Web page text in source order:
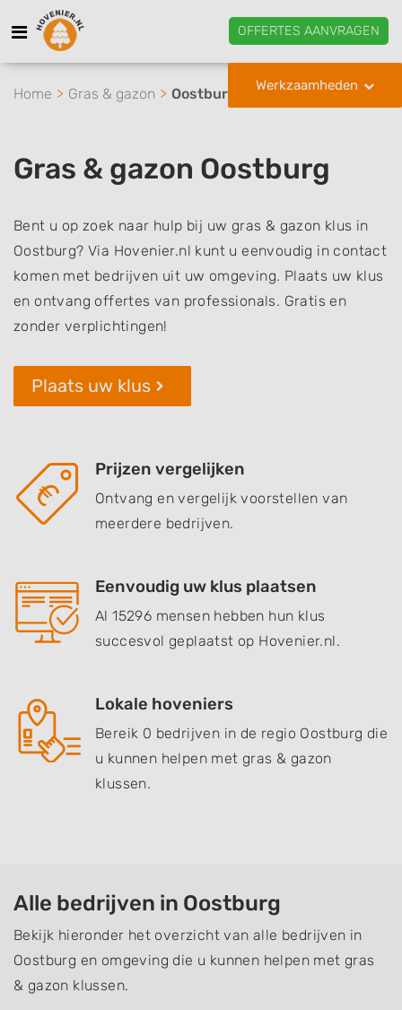
OFFERTES AANVRAGEN
Werkzaamheden
Home Gras & gazon Oostburg
Gras & gazon Oostburg
Bent u op zoek naar hulp bij uw gras & gazon klus in
Oostburg? Via Hovenier.nl kunt u eenvoudig in contact
komen met bedrijven uit uw omgeving. Plaats uw klus
en ontvang offertes van professionals. Gratis en
zonder verplichtingen!
Plaats uw klus
Prijzen vergelijken
Ontvang en vergelijk voorstellen van
meerdere bedrijven.
Eenvoudig uw klus plaatsen
Al 15296 mensen hebben hun klus
succesvol geplaatst op Hovenier.nl.
Lokale hoveniers
Bereik 0 bedrijven in de regio Oostburg die
u kunnen helpen met gras & gazon
klussen.
Alle bedrijven in Oostburg
Bekijk hieronder het overzicht van alle bedrijven in
Oostburg en omgeving die u kunnen helpen met gras
& gazon klussen.